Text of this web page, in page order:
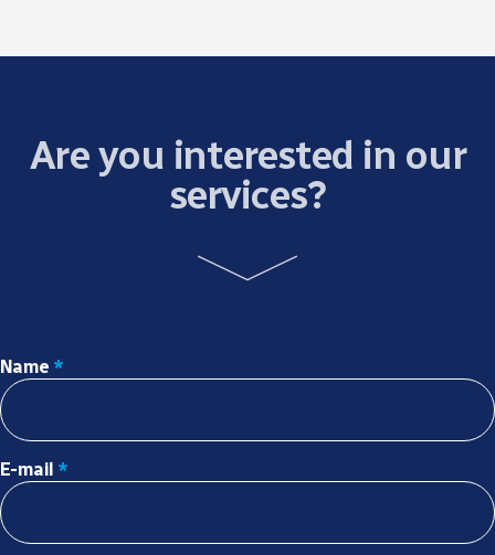
Are you interested in our
services?
Name *
E-mail *